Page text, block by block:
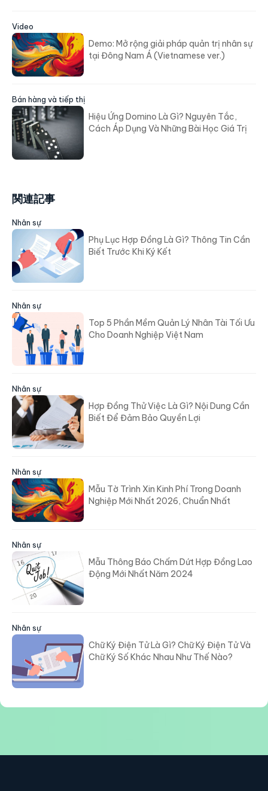
Video
Demo: Mở rộng giải pháp quản trị nhân sự
tại Đông Nam Á (Vietnamese ver.)
Bán hàng và tiếp thị
Hiệu Ứng Domino Là Gì? Nguyên Tắc,
Cách Áp Dụng Và Những Bài Học Giá Trị
関連記事
Nhân sự
Phụ Lục Hợp Đồng Là Gì? Thông Tin Cần
Biết Trước Khi Ký Kết
Nhân sự
Top 5 Phần Mềm Quản Lý Nhân Tài Tối Ưu
Cho Doanh Nghiệp Việt Nam
Nhân sự
Hợp Đồng Thử Việc Là Gì? Nội Dung Cần
Biết Để Đảm Bảo Quyền Lợi
Nhân sự
Mẫu Tờ Trình Xin Kinh Phí Trong Doanh
Nghiệp Mới Nhất 2026, Chuẩn Nhất
Nhân sự
Mẫu Thông Báo Chấm Dứt Hợp Đồng Lao
Động Mới Nhất Năm 2024
Nhân sự
Chữ Ký Điện Tử Là Gì? Chữ Ký Điện Tử Và
Chữ Ký Số Khác Nhau Như Thế Nào?